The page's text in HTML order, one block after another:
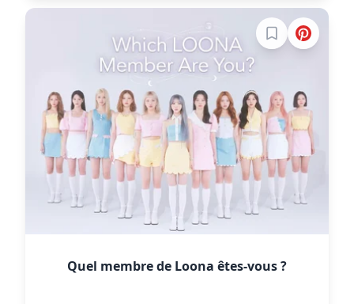
Connectez-
Quel membre de Loona êtes-vous ?